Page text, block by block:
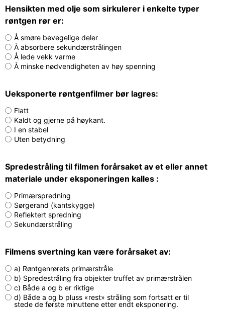
Hensikten med olje som sirkulerer i enkelte typer
røntgen rør er:
Å smøre bevegelige deler
Å absorbere sekundærstrålingen
Å lede vekk varme
Å minske nødvendigheten av høy spenning
Ueksponerte røntgenfilmer bør lagres:
Flatt
Kaldt og gjerne på høykant.
I en stabel
Uten betydning
Spredestråling til filmen forårsaket av et eller annet
materiale under eksponeringen kalles :
Primærspredning
Sørgerand (kantskygge)
Reflektert spredning
Sekundærstråling
Filmens svertning kan være forårsaket av:
a) Røntgenrørets primærstråle
b) Spredestråling fra objekter truffet av primærstrålen
c) Både a og b er riktige
d) Både a og b pluss «rest» stråling som fortsatt er til
stede de første minuttene etter endt eksponering.